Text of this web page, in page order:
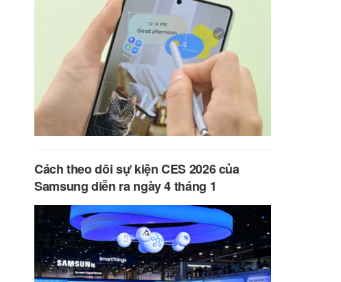
Cách theo dõi sự kiện CES 2026 của
Samsung diễn ra ngày 4 tháng 1